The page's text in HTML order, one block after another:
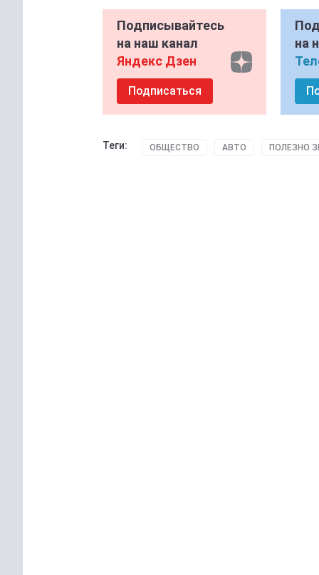
Подписывайтесь
на наш канал
Яндекс Дзен
Подписаться
на
Теги: ОБЩЕСТВО АВТО ПОЛЕЗНО